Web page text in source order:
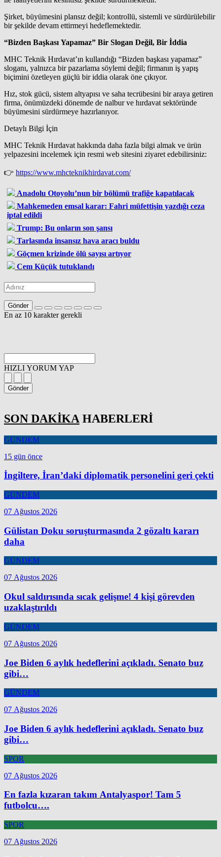
Şirket, büyümesini plansız değil; kontrollü, sistemli ve sürdürülebilir
bir şekilde devam ettirmeyi hedeflemektedir.
“Bizden Başkası Yapamaz” Bir Slogan Değil, Bir İddia
MHC Teknik Hırdavat’ın kullandığı “Bizden başkası yapamaz”
sloganı, yalnızca bir pazarlama söylemi değil; firmanın iş yapış
biçimini özetleyen güçlü bir iddia olarak öne çıkıyor.
Hız, stok gücü, sistem altyapısı ve saha tecrübesini bir araya getiren
firma, önümüzdeki dönemde de nalbur ve hırdavat sektöründe
büyümesini sürdürmeye hazırlanıyor.
Detaylı Bilgi İçin
MHC Teknik Hırdavat hakkında daha fazla bilgi almak ve ürün
yelpazesini incelemek için resmi web sitesini ziyaret edebilirsiniz:
👉 https://www.mhcteknikhirdavat.com/
Anadolu Otoyolu’nun bir bölümü trafiğe kapatılacak
Mahkemeden emsal karar: Fahri müfettişin yazdığı ceza
iptal edildi
Trump: Bu onların son şansı
Tarlasında insansız hava aracı buldu
Göçmen krizinde ölü sayısı artıyor
Cem Küçük tutuklandı
Gönder
En az 10 karakter gerekli
HIZLI YORUM YAP
Gönder
SON DAKİKA HABERLERİ
GÜNDEM
15 gün önce
İngiltere, İran’daki diplomatik personelini geri çekti
GÜNDEM
07 Ağustos 2026
Gülistan Doku soruşturmasında 2 gözaltı kararı
daha
GÜNDEM
07 Ağustos 2026
Okul saldırısında sıcak gelişme! 4 kişi görevden
uzaklaştırıldı
GÜNDEM
07 Ağustos 2026
Joe Biden 6 aylık hedeflerini açıkladı. Senato buz
gibi…
GÜNDEM
07 Ağustos 2026
Joe Biden 6 aylık hedeflerini açıkladı. Senato buz
gibi…
SPOR
07 Ağustos 2026
En fazla kızaran takım Antalyaspor! Tam 5
futbolcu….
SPOR
07 Ağustos 2026